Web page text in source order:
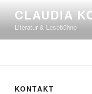
Inhalt
springen
CLAUDIA
Literatur & Lesebühne
KONTAKT